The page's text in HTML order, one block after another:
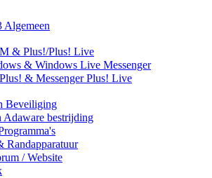
& Plus!/Plus! Live
& Windows Live Messenger
& Messenger Plus! Live
Beveiliging
bestrijding
/ Website